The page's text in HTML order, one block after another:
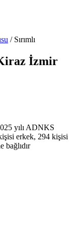
/ Sırımlı
İzmir
yılı ADNKS
erkek, 294 kişisi
bağlıdır